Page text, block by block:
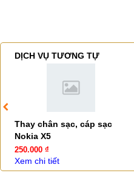
DỊCH VỤ TƯƠNG TỰ
Thay chân sạc, cáp sạc
Nokia X5
250.000 ₫
Xem chi tiết